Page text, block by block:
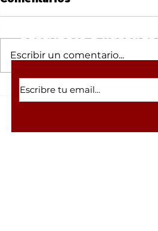
“Vamos a honrar los
principios y valores del
transformación”:
Escribir un comentario...
Suscríbete a